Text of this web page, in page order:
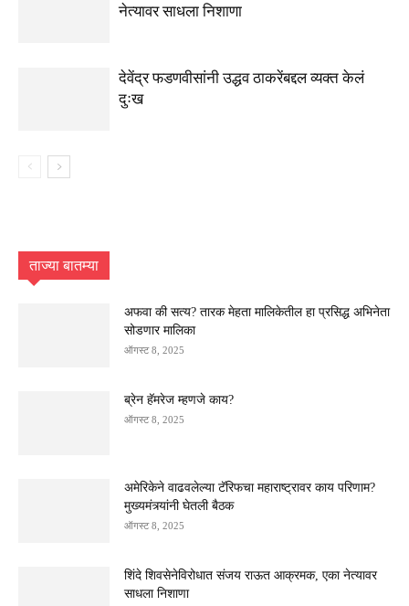
नेत्यावर साधला निशाणा
देवेंद्र फडणवीसांनी उद्धव ठाकरेंबद्दल व्यक्त केलं
दुःख
ताज्या बातम्या
अफवा की सत्य? तारक मेहता मालिकेतील हा प्रसिद्ध अभिनेता
सोडणार मालिका
ऑगस्ट 8, 2025
ब्रेन हॅमरेज म्हणजे काय?
ऑगस्ट 8, 2025
अमेरिकेने वाढवलेल्या टॅरिफचा महाराष्ट्रावर काय परिणाम?
मुख्यमंत्र्यांनी घेतली बैठक
ऑगस्ट 8, 2025
शिंदे शिवसेनेविरोधात संजय राऊत आक्रमक, एका नेत्यावर
साधला निशाणा